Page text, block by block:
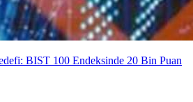
BIST 100 Endeksinde 20 Bin Puan